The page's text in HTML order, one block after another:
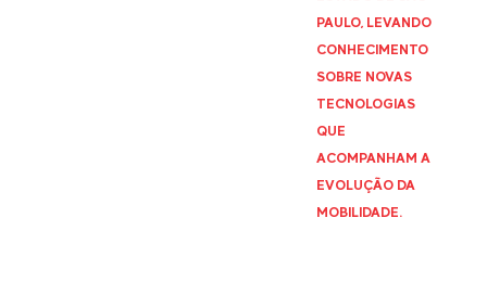
PAULO, LEVANDO
CONHECIMENTO
SOBRE NOVAS
TECNOLOGIAS
QUE
ACOMPANHAM A
EVOLUÇÃO DA
MOBILIDADE.